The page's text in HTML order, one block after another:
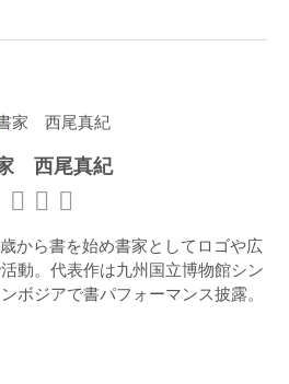
西尾真紀
から書を始め書家としてロゴや広
動。代表作は九州国立博物館シン
ボジアで書パフォーマンス披露。